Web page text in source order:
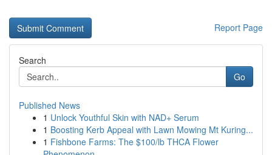
Report Page
Search
Go
Published News
1 Unlock Youthful Skin with NAD+ Serum
1 Boosting Kerb Appeal with Lawn Mowing Mt Kuring...
1 Fishbone Farms: The $100/lb THCA Flower